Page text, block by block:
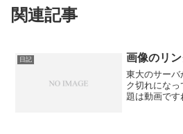
関連記事
日記 画像のリ
東大のサーバ
ク切れにな
題は動画です